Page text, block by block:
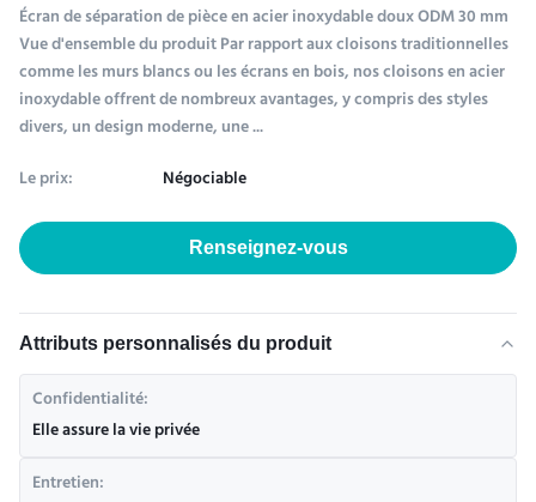
Écran de séparation de pièce en acier inoxydable doux ODM 30 mm
Vue d'ensemble du produit Par rapport aux cloisons traditionnelles
comme les murs blancs ou les écrans en bois, nos cloisons en acier
inoxydable offrent de nombreux avantages, y compris des styles
divers, un design moderne, une ...
Le prix:
Négociable
Renseignez-vous
Attributs personnalisés du produit
Confidentialité:
Elle assure la vie privée
Entretien: